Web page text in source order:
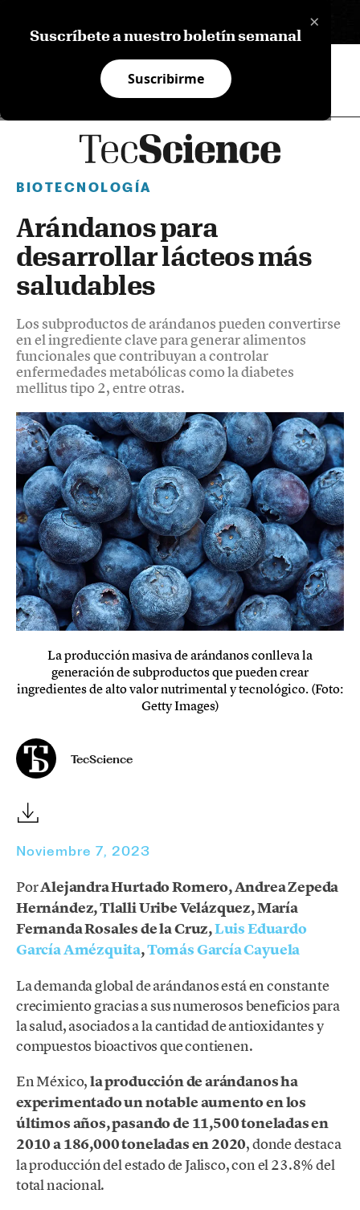
×
Suscríbete a nuestro boletín semanal
Suscribirme
BIOTECNOLOGÍA
Arándanos para
desarrollar lácteos más
saludables
Los subproductos de arándanos pueden convertirse
en el ingrediente clave para generar alimentos
funcionales que contribuyan a controlar
enfermedades metabólicas como la diabetes
mellitus tipo 2, entre otras.
La producción masiva de arándanos conlleva la
generación de subproductos que pueden crear
ingredientes de alto valor nutrimental y tecnológico. (Foto:
Getty Images)
TecScience
Noviembre 7, 2023
PorAlejandra Hurtado Romero, Andrea Zepeda
Hernández, Tlalli Uribe Velázquez, María
Fernanda Rosales de la Cruz,Luis Eduardo
García Amézquita,Tomás García Cayuela
La demanda global de arándanos está en constante
crecimiento gracias a sus numerosos beneficios para
la salud, asociados a la cantidad de antioxidantes y
compuestos bioactivos que contienen.
En México,la producción de arándanos ha
experimentado un notable aumento en los
últimos años, pasando de 11,500 toneladas en
2010 a 186,000 toneladas en 2020, donde destaca
la producción del estado de Jalisco, con el 23.8% del
total nacional.